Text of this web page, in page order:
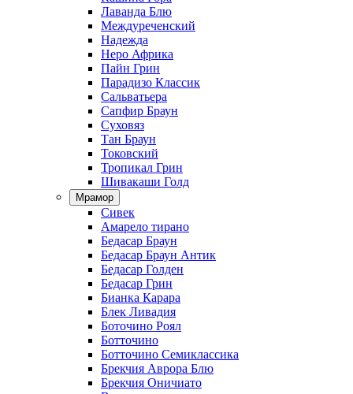
Лаванда Блю
Междуреченский
Надежда
Неро Африка
Пайн Грин
Парадизо Классик
Сальватьера
Сапфир Браун
Суховяз
Тан Браун
Токовский
Тропикал Грин
Шивакаши Голд
Мрамор
Сивек
Амарело тирано
Бедасар Браун
Бедасар Браун Антик
Бедасар Голден
Бедасар Грин
Бианка Карара
Блек Ливадия
Боточино Роял
Ботточино
Ботточино Семиклассика
Брекчия Аврора Блю
Брекчия Оничиато